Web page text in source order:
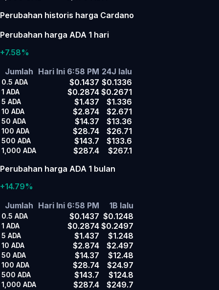
Perubahan historis harga Cardano
Perubahan harga ADA 1 hari
+7.58%
Jumlah Hari Ini 6:58 PM 24J lalu
0.5 ADA $0.1437 $0.1336
1 ADA $0.2874 $0.2671
5 ADA $1.437 $1.336
10 ADA $2.874 $2.671
50 ADA $14.37 $13.36
100 ADA $28.74 $26.71
500 ADA $143.7 $133.6
1,000 ADA $287.4
$267.1
Perubahan harga ADA 1 bulan
+14.79%
Jumlah Hari Ini 6:58 PM 1B lalu
0.5 ADA $0.1437 $0.1248
1 ADA $0.2874 $0.2497
5 ADA $1.437 $1.248
10 ADA $2.874 $2.497
50 ADA $14.37 $12.48
100 ADA $28.74 $24.97
500 ADA $143.7 $124.8
1,000 ADA $287.4
$249.7